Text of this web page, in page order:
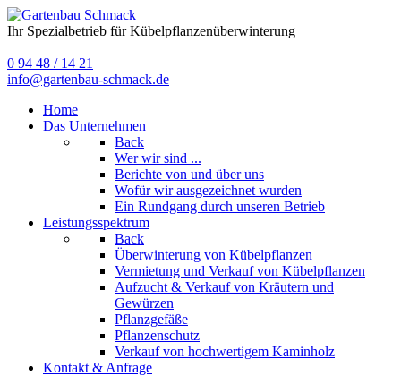
Ihr Spezialbetrieb für Kübelpflanzenüberwinterung
0 94 48 / 14 21
info@gartenbau-schmack.de
Home
Das Unternehmen
Back
Wer wir sind ...
Berichte von und über uns
Wofür wir ausgezeichnet wurden
Ein Rundgang durch unseren Betrieb
Leistungsspektrum
Back
Überwinterung von Kübelpflanzen
Vermietung und Verkauf von Kübelpflanzen
Aufzucht & Verkauf von Kräutern und
Gewürzen
Pflanzgefäße
Pflanzenschutz
Verkauf von hochwertigem Kaminholz
Kontakt & Anfrage